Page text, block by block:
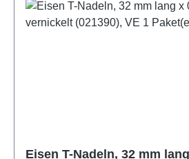
Eisen T-Nadeln, 32 mm